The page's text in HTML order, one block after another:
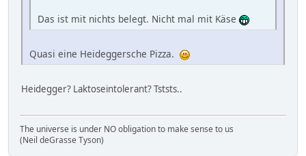
Das ist mit nichts belegt. Nicht mal mit Käse
Quasi eine Heideggersche Pizza.
Heidegger? Laktoseintolerant? Tststs..
The universe is under NO obligation to make sense to us
(Neil deGrasse Tyson)